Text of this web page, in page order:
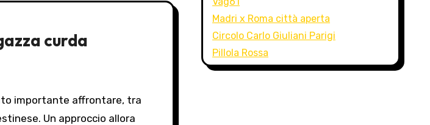
curda
Un approccio allora
Madri x Roma città aperta
Circolo Carlo Giuliani Parigi
Pillola Rossa